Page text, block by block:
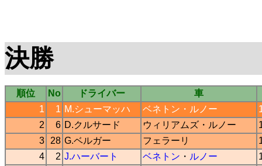
決勝
順位 No ドライバー
車
1
1 M.シューマッハ ベネトン ・ ルノー
2
6 D.クルサード ウィリアムズ ・ ルノー
3
28 G.ベルガー フェラーリ
4
2 J.ハーバート ベネトン ・ ルノー